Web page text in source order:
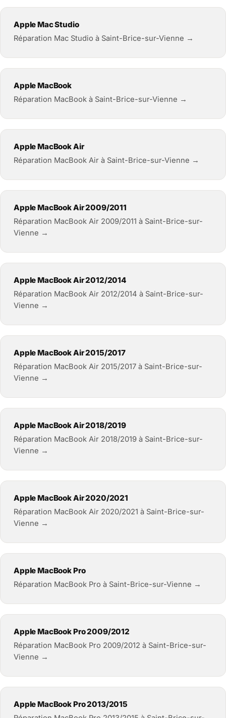
Apple Mac Studio
Réparation Mac Studio à Saint-Brice-sur-Vienne →
Apple MacBook
Réparation MacBook à Saint-Brice-sur-Vienne →
Apple MacBook Air
Réparation MacBook Air à Saint-Brice-sur-Vienne →
Apple MacBook Air 2009/2011
Réparation MacBook Air 2009/2011 à Saint-Brice-sur-
Vienne →
Apple MacBook Air 2012/2014
Réparation MacBook Air 2012/2014 à Saint-Brice-sur-
Vienne →
Apple MacBook Air 2015/2017
Réparation MacBook Air 2015/2017 à Saint-Brice-sur-
Vienne →
Apple MacBook Air 2018/2019
Réparation MacBook Air 2018/2019 à Saint-Brice-sur-
Vienne →
Apple MacBook Air 2020/2021
Réparation MacBook Air 2020/2021 à Saint-Brice-sur-
Vienne →
Apple MacBook Pro
Réparation MacBook Pro à Saint-Brice-sur-Vienne →
Apple MacBook Pro 2009/2012
Réparation MacBook Pro 2009/2012 à Saint-Brice-sur-
Vienne →
Apple MacBook Pro 2013/2015